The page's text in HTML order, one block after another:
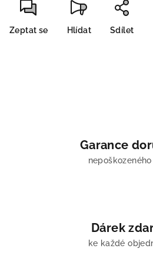
Zeptat se Hlídat Sdílet
Garance
Dárek
ke každé